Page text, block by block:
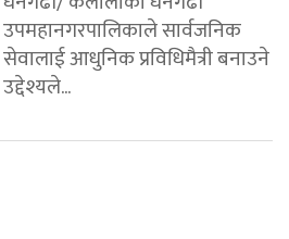
उपमहानगरपालिकाले सार्वजनिक
सेवालाई आधुनिक प्रविधिमैत्री बनाउने
उद्देश्यले...